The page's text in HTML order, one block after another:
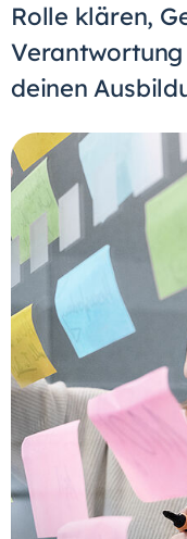
Rolle klären,
deinen